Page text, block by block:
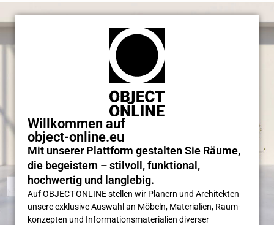
Willkommen auf
object-online.eu
Mit unserer Plattform gestalten Sie Räume,
die begeistern – stilvoll, funktional,
hochwertig und langlebig.
Auf OBJECT-ONLINE stellen wir Planern und Architekten
unsere exklusive Auswahl an Möbeln, Materialien, Raum­
konzepten und Informations­materialien diverser